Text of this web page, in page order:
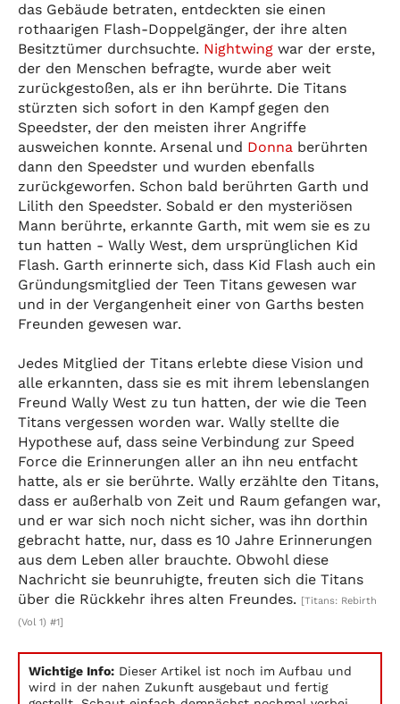
das Gebäude betraten, entdeckten sie einen
rothaarigen Flash-Doppelgänger, der ihre alten
Besitztümer durchsuchte. Nightwing war der erste,
der den Menschen befragte, wurde aber weit
zurückgestoßen, als er ihn berührte. Die Titans
stürzten sich sofort in den Kampf gegen den
Speedster, der den meisten ihrer Angriffe
ausweichen konnte. Arsenal und Donna berührten
dann den Speedster und wurden ebenfalls
zurückgeworfen. Schon bald berührten Garth und
Lilith den Speedster. Sobald er den mysteriösen
Mann berührte, erkannte Garth, mit wem sie es zu
tun hatten - Wally West, dem ursprünglichen Kid
Flash. Garth erinnerte sich, dass Kid Flash auch ein
Gründungsmitglied der Teen Titans gewesen war
und in der Vergangenheit einer von Garths besten
Freunden gewesen war.
Jedes Mitglied der Titans erlebte diese Vision und
alle erkannten, dass sie es mit ihrem lebenslangen
Freund Wally West zu tun hatten, der wie die Teen
Titans vergessen worden war. Wally stellte die
Hypothese auf, dass seine Verbindung zur Speed
Force die Erinnerungen aller an ihn neu entfacht
hatte, als er sie berührte. Wally erzählte den Titans,
dass er außerhalb von Zeit und Raum gefangen war,
und er war sich noch nicht sicher, was ihn dorthin
gebracht hatte, nur, dass es 10 Jahre Erinnerungen
aus dem Leben aller brauchte. Obwohl diese
Nachricht sie beunruhigte, freuten sich die Titans
über die Rückkehr ihres alten Freundes.
[Titans: Rebirth
(Vol 1) #1]
Wichtige Info: Dieser Artikel ist noch im Aufbau und
wird in der nahen Zukunft ausgebaut und fertig